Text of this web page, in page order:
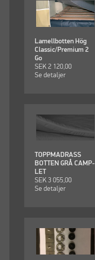
Lamellbotten Hög
Classic/Premium 2
Go
SEK 2 120,00
Se detaljer
TOPPMADRASS
BOTTEN GRÅ CAMP-
LET
SEK 3 055,00
Se detaljer